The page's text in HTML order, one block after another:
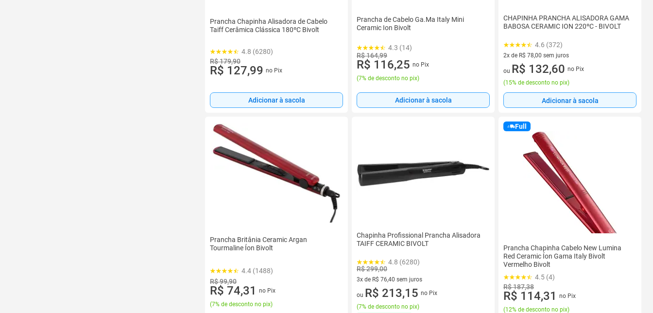
Prancha Chapinha Alisadora de Cabelo
Taiff Cerâmica Clássica 180ºC Bivolt
4.8 (6280)
R$ 179,90
R$ 127,99 no Pix
Adicionar à sacola
Prancha de Cabelo Ga.Ma Italy Mini
Ceramic Ion Bivolt
4.3 (14)
R$ 164,99
R$ 116,25 no Pix
(7% de desconto no pix)
Adicionar à sacola
CHAPINHA PRANCHA ALISADORA GAMA
BABOSA CERAMIC ION 220ºC - BIVOLT
4.6 (372)
2x de R$ 78,00 sem juros
2 vez de R$ 78,00 sem juros
ou R$ 132,60 no Pix
(15% de desconto no pix)
Adicionar à sacola
Prancha Britânia Ceramic Argan
Tourmaline Íon Bivolt
4.4 (1488)
R$ 99,90
R$ 74,31
no Pix
(7% de desconto no pix)
Chapinha Profissional Prancha Alisadora
TAIFF CERAMIC BIVOLT
4.8 (6280)
R$ 299,00
3x de R$ 76,40 sem juros
3 vez de R$ 76,40 sem juros
ou R$ 213,15 no Pix
(7% de desconto no pix)
Full
Prancha Chapinha Cabelo New Lumina
Red Ceramic Íon Gama Italy Bivolt
Vermelho Bivolt
4.5 (4)
R$ 187,38
R$ 114,31
no Pix
(12% de desconto no pix)